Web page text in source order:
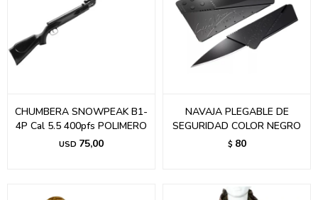
CHUMBERA SNOWPEAK B1-
4P Cal 5.5 400pfs POLIMERO
USD 75,00
NAVAJA PLEGABLE DE
SEGURIDAD COLOR NEGRO
$ 80